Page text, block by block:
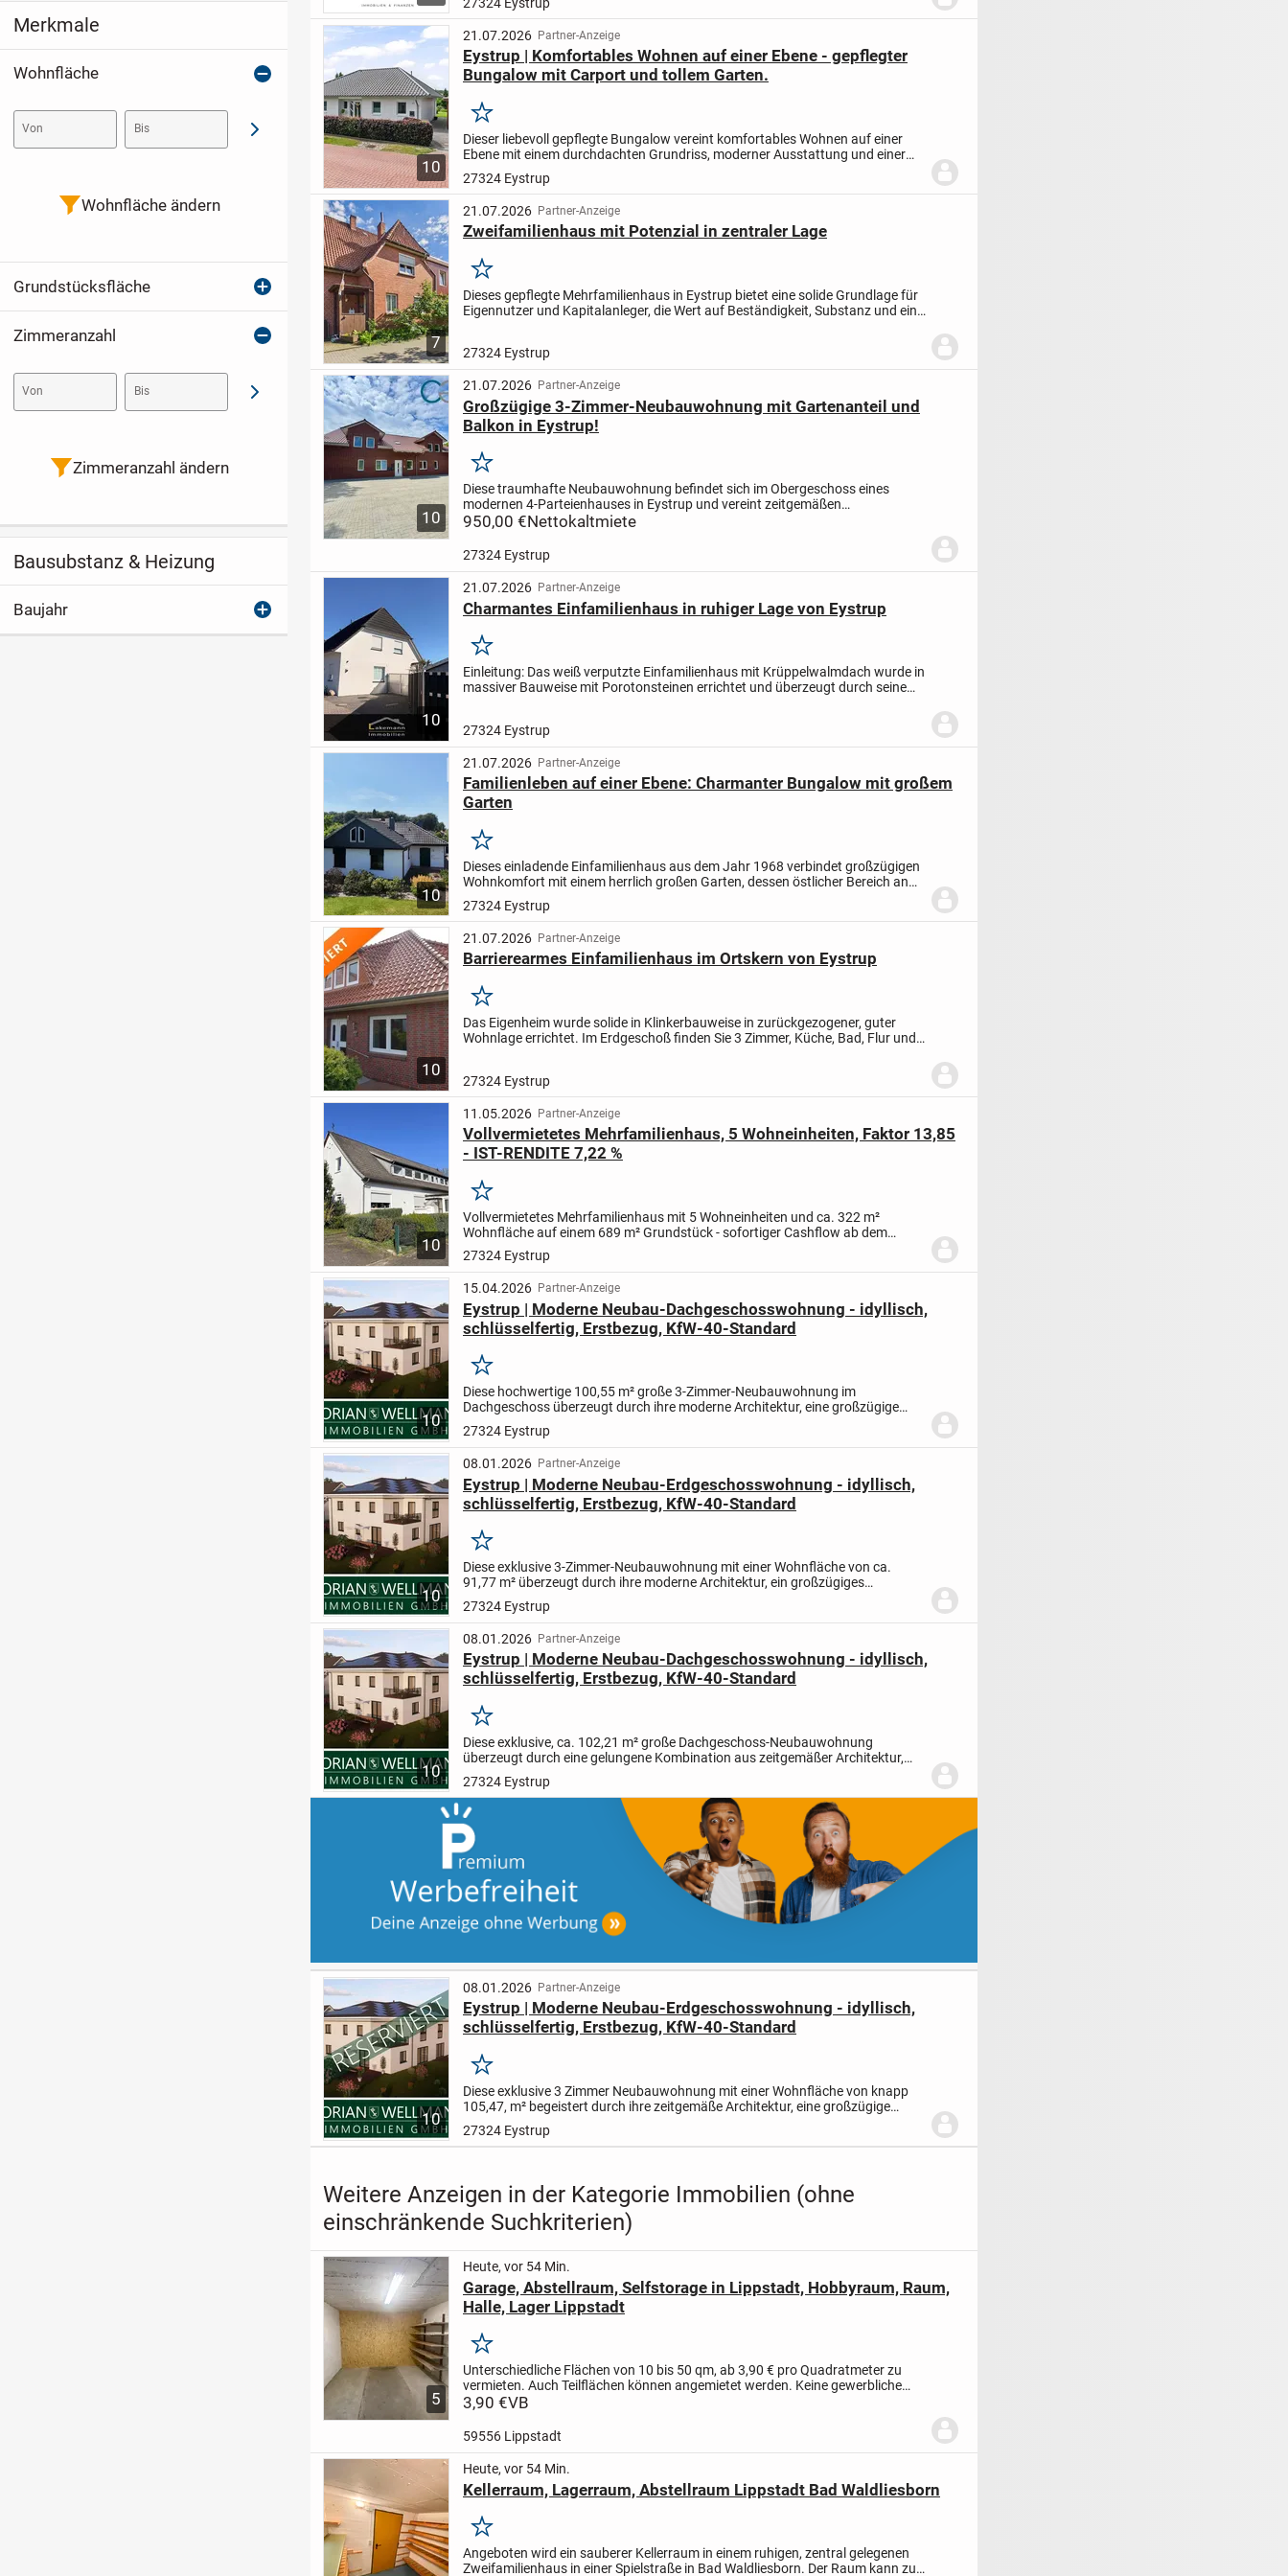
10
21.07.2026 Partner-Anzeige
Eystrup | Komfortables Wohnen auf einer Ebene - gepflegter
Bungalow mit Carport und tollem Garten.
Merken
Dieser liebevoll gepflegte Bungalow vereint komfortables Wohnen auf einer
Ebene mit einem durchdachten Grundriss, moderner Ausstattung und einer
27324 Eystrup
7
21.07.2026 Partner-Anzeige
Zweifamilienhaus mit Potenzial in zentraler Lage
Merken
Dieses gepflegte Mehrfamilienhaus in Eystrup bietet eine solide Grundlage für
Eigennutzer und Kapitalanleger, die Wert auf Beständigkeit, Substanz und ein
27324 Eystrup
10
21.07.2026 Partner-Anzeige
Großzügige 3-Zimmer-Neubauwohnung mit Gartenanteil und
Balkon in Eystrup!
Merken
Diese traumhafte Neubauwohnung befindet sich im Obergeschoss eines
modernen 4-Parteienhauses in Eystrup und vereint zeitgemäßen
Wohnkomfort mit einer durchdachten Raumaufteilung. Die Wohnung bietet...
950,00 €Nettokaltmiete
27324 Eystrup
10
21.07.2026 Partner-Anzeige
Charmantes Einfamilienhaus in ruhiger Lage von Eystrup
Merken
Einleitung: Das weiß verputzte Einfamilienhaus mit Krüppelwalmdach wurde in
massiver Bauweise mit Porotonsteinen errichtet und überzeugt durch seine
27324 Eystrup
10
21.07.2026 Partner-Anzeige
Familienleben auf einer Ebene: Charmanter Bungalow mit großem
Garten
Merken
Dieses einladende Einfamilienhaus aus dem Jahr 1968 verbindet großzügigen
Wohnkomfort mit einem herrlich großen Garten, dessen östlicher Bereich an
27324 Eystrup
10
21.07.2026 Partner-Anzeige
Barrierearmes Einfamilienhaus im Ortskern von Eystrup
Merken
Das Eigenheim wurde solide in Klinkerbauweise in zurückgezogener, guter
Wohnlage errichtet. Im Erdgeschoß finden Sie 3 Zimmer, Küche, Bad, Flur und
27324 Eystrup
10
11.05.2026 Partner-Anzeige
Vollvermietetes Mehrfamilienhaus, 5 Wohneinheiten, Faktor 13,85
- IST-RENDITE 7,22 %
Merken
Vollvermietetes Mehrfamilienhaus mit 5 Wohneinheiten und ca. 322 m²
Wohnfläche auf einem 689 m² Grundstück - sofortiger Cashflow ab dem
ersten Tag, ohne Leerstand.
27324 Eystrup
10
15.04.2026 Partner-Anzeige
Eystrup | Moderne Neubau-Dachgeschosswohnung - idyllisch,
schlüsselfertig, Erstbezug, KfW-40-Standard
Merken
Diese hochwertige 100,55 m² große 3-Zimmer-Neubauwohnung im
Dachgeschoss überzeugt durch ihre moderne Architektur, eine großzügige
Raumaufteilung sowie ein durchdachtes Wohnkonzept, nach KfW-40-
Standa...
27324 Eystrup
10
08.01.2026 Partner-Anzeige
Eystrup | Moderne Neubau-Erdgeschosswohnung - idyllisch,
schlüsselfertig, Erstbezug, KfW-40-Standard
Merken
Diese exklusive 3-Zimmer-Neubauwohnung mit einer Wohnfläche von ca.
91,77 m² überzeugt durch ihre moderne Architektur, ein großzügiges
27324 Eystrup
10
08.01.2026 Partner-Anzeige
Eystrup | Moderne Neubau-Dachgeschosswohnung - idyllisch,
schlüsselfertig, Erstbezug, KfW-40-Standard
Merken
Diese exklusive, ca. 102,21 m² große Dachgeschoss-Neubauwohnung
überzeugt durch eine gelungene Kombination aus zeitgemäßer Architektur,
27324 Eystrup
10
08.01.2026 Partner-Anzeige
Eystrup | Moderne Neubau-Erdgeschosswohnung - idyllisch,
schlüsselfertig, Erstbezug, KfW-40-Standard
Merken
Diese exklusive 3 Zimmer Neubauwohnung mit einer Wohnfläche von knapp
105,47, m² begeistert durch ihre zeitgemäße Architektur, eine großzügige
27324 Eystrup
Weitere Anzeigen in der Kategorie Immobilien (ohne
einschränkende Suchkriterien)
5
Heute, vor 54 Min.
Garage, Abstellraum, Selfstorage in Lippstadt, Hobbyraum, Raum,
Halle, Lager Lippstadt
Merken
Unterschiedliche Flächen von 10 bis 50 qm, ab 3,90 € pro Quadratmeter zu
vermieten. Auch Teilflächen können angemietet werden. Keine gewerbliche
Nutzung möglich.
3,90 €VB
59556 Lippstadt
Heute, vor 54 Min.
Kellerraum, Lagerraum, Abstellraum Lippstadt Bad Waldliesborn
Merken
Angeboten wird ein sauberer Kellerraum in einem ruhigen, zentral gelegenen
Zweifamilienhaus in einer Spielstraße in Bad Waldliesborn. Der Raum kann zu
Merkmale
Wohnfläche
Von Bis Abschicken
Wohnfläche ändern
Grundstücksfläche
Zimmeranzahl
Von Bis Abschicken
Zimmeranzahl ändern
Bausubstanz & Heizung
Baujahr